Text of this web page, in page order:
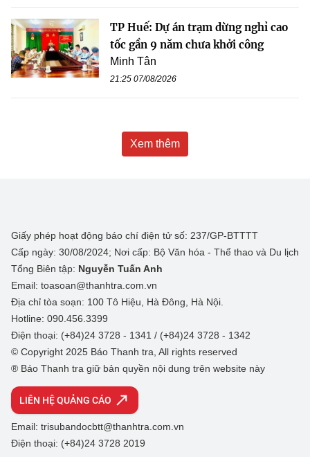
TP Huế: Dự án trạm dừng nghỉ cao
tốc gần 9 năm chưa khởi công
Minh Tân
21:25 07/08/2026
Xem thêm
Giấy phép hoạt động báo chí điện tử số: 237/GP-BTTTT
Cấp ngày: 30/08/2024; Nơi cấp: Bộ Văn hóa - Thể thao và Du lịch
Tổng Biên tập: Nguyễn Tuấn Anh
Email: toasoan@thanhtra.com.vn
Địa chỉ tòa soạn: 100 Tô Hiệu, Hà Đông, Hà Nội.
Hotline: 090.456.3399
Điện thoại: (+84)24 3728 - 1341 / (+84)24 3728 - 1342
© Copyright 2025 Báo Thanh tra, All rights reserved
® Báo Thanh tra giữ bản quyền nội dung trên website này
LIÊN HỆ QUẢNG CÁO
Email: trisubandocbtt@thanhtra.com.vn
Điện thoại: (+84)24 3728 2019